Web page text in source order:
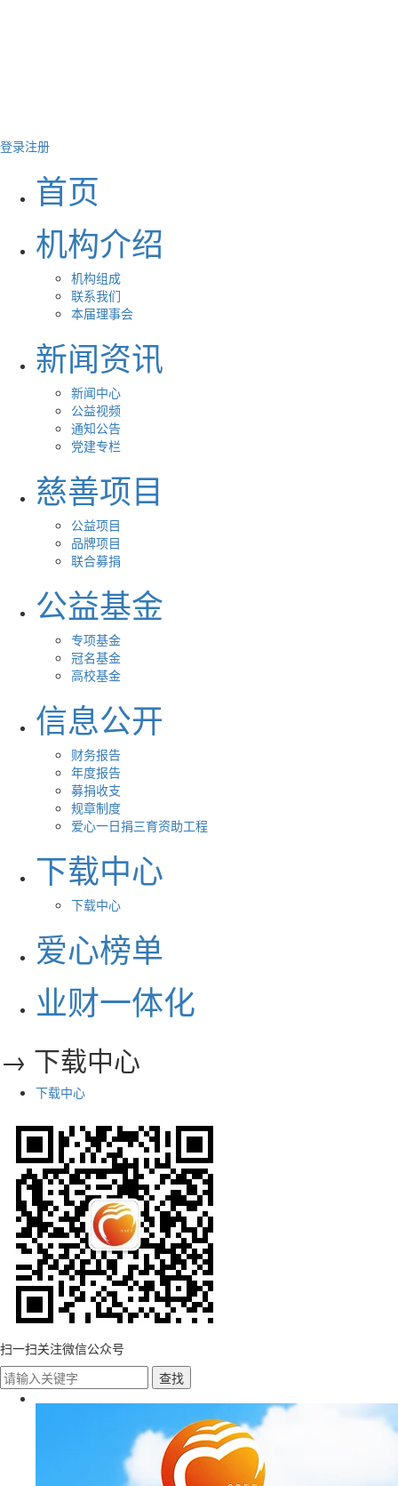
登录注册
首页
机构介绍
机构组成
联系我们
本届理事会
新闻资讯
新闻中心
公益视频
通知公告
党建专栏
慈善项目
公益项目
品牌项目
联合募捐
公益基金
专项基金
冠名基金
高校基金
信息公开
财务报告
年度报告
募捐收支
规章制度
爱心一日捐三育资助工程
下载中心
下载中心
爱心榜单
业财一体化
→ 下载中心
下载中心
扫一扫关注微信公众号